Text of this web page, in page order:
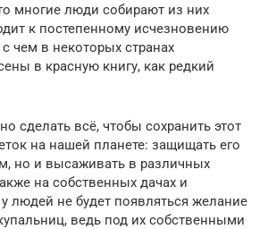
многие люди собирают из них
к постепенному исчезновению
чем в некоторых странах
в красную книгу, как редкий
сделать всё, чтобы сохранить этот
на нашей планете: защищать его
но и высаживать в различных
на собственных дачах и
людей не будет появляться желание
ведь под их собственными